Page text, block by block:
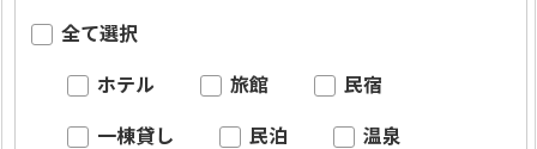
全て選択
ホテル 旅館 民宿
一棟貸し 民泊 温泉